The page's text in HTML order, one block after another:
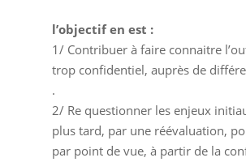
l’objectif en est :
1/ Contribuer à faire connaitre
trop confidentiel, auprès de
.
2/ Re questionner les enjeux
plus tard, par une réévaluation,
par point de vue, à partir de la